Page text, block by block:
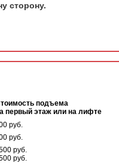
сторону.
подъема
первый этаж или на лифте
руб.
руб.
руб.
руб.